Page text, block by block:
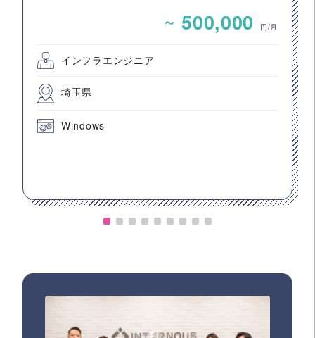
~ 500,000 円/月
インフラエンジニア
埼玉県
Windows